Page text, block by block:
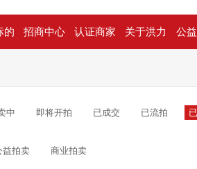
的 招商中心 认证商家 关于洪力 公
中 即将开拍 已成交 已流拍
益拍卖 商业拍卖